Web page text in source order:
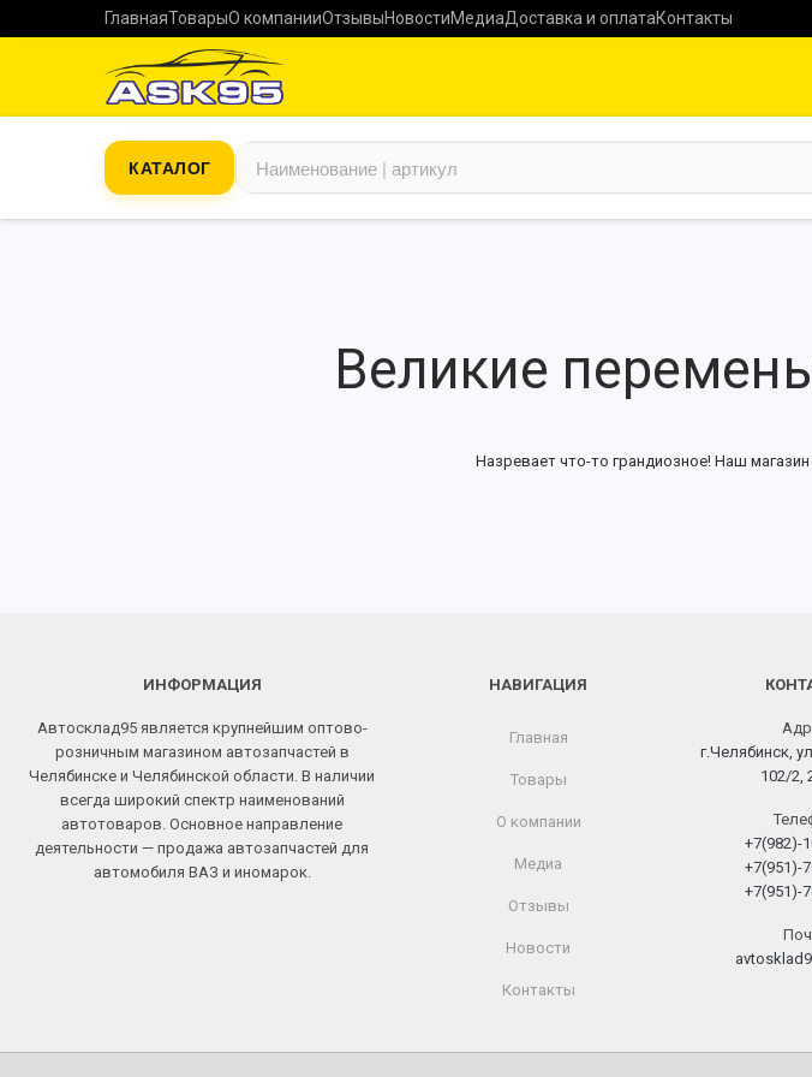
ГлавнаяТоварыО компанииОтзывыНовостиМедиаДоставка и оплатаКонтакты
КАТАЛОГ
Великие
Назревает что-то грандиозное! Наш
ИНФОРМАЦИЯ
Автосклад95 является крупнейшим оптово-
розничным магазином автозапчастей в
Челябинске и Челябинской области. В наличии
всегда широкий спектр наименований
автотоваров. Основное направление
деятельности — продажа автозапчастей для
автомобиля ВАЗ и иномарок.
НАВИГАЦИЯ
Главная
Товары
О компании
Медиа
Отзывы
Новости
Контакты
г.Челябинск,
102/2,
+7(982)-
+7(951)-
+7(951)-